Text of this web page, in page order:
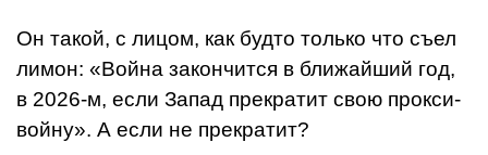
Он такой, с лицом, как будто только что съел
лимон: «Война закончится в ближайший год,
в 2026-м, если Запад прекратит свою прокси-
войну». А если не прекратит?